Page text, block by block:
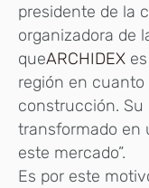
presidente de la
organizadora de
queARCHIDEX
región en
construcción. Su
transformado en
este mercado”.
Es por este